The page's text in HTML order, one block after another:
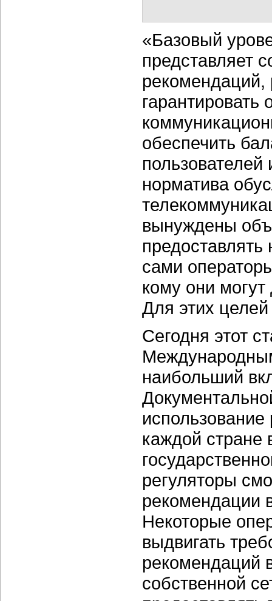
«Базовый
представляет
рекомендаций,
обеспечить
пользователей
норматива
вынуждены
сами
кому они
Для этих
Сегодня этот
наибольший
каждой стране
регуляторы
рекомендации
Некоторые
выдвигать
рекомендаций
собственной